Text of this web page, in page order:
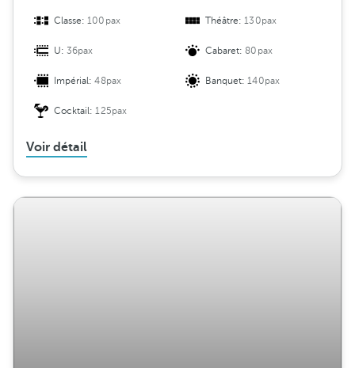
Classe:100pax Théâtre:130pax
U:36pax Cabaret:80pax
Impérial:48pax Banquet:140pax
Cocktail:125pax
Voir détail